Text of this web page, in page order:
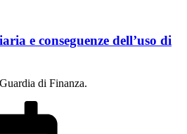
e conseguenze dell’uso di
di Finanza.